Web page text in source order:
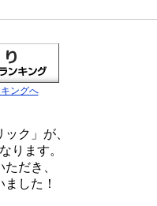
ングへ
ク」が、
ります。
だき、
した！